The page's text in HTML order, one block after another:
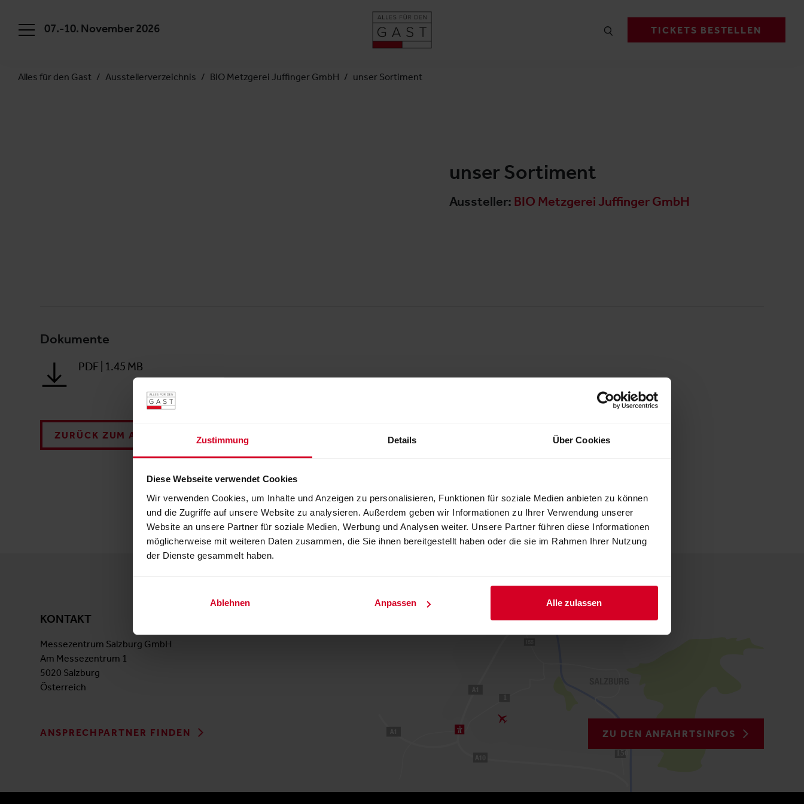
Zustimmung Details Über Cookies
Diese Webseite verwendet Cookies
Wir verwenden Cookies, um Inhalte und Anzeigen zu personalisieren, Funktionen für soziale Medien anbieten zu können
und die Zugriffe auf unsere Website zu analysieren. Außerdem geben wir Informationen zu Ihrer Verwendung unserer
Website an unsere Partner für soziale Medien, Werbung und Analysen weiter. Unsere Partner führen diese Informationen
möglicherweise mit weiteren Daten zusammen, die Sie ihnen bereitgestellt haben oder die sie im Rahmen Ihrer Nutzung
der Dienste gesammelt haben.
Ablehnen Anpassen Alle zulassen
07.-10. November 2026 TICKETS BESTELLEN
Alles für den Gast Ausstellerverzeichnis BIO Metzgerei Juffinger GmbH unser Sortiment
unser Sortiment
Aussteller: BIO Metzgerei Juffinger GmbH
Dokumente
PDF 1.45 MB
ZURÜCK ZUM AUSSTELLER
KONTAKT
Messezentrum Salzburg GmbH
Am Messezentrum 1
5020 Salzburg
Österreich
ANSPRECHPARTNER FINDEN ZU DEN ANFAHRTSINFOS